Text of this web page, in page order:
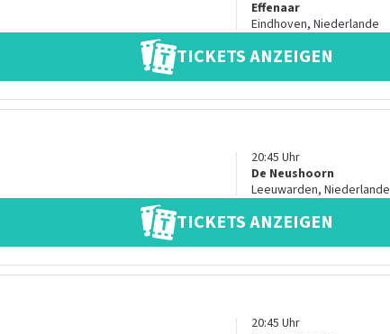
Effenaar
Eindhoven, Niederlande
TICKETS ANZEIGEN
20:45 Uhr
De Neushoorn
Leeuwarden, Niederlande
TICKETS ANZEIGEN
20:45 Uhr